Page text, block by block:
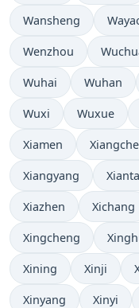
Wansheng
Wenzhou
Wuhai Wuhan
Wuxi Wuxue
Xiamen
Xiangyang
Xiazhen Xichang
Xingcheng
Xining Xinji
Xinyang Xinyi